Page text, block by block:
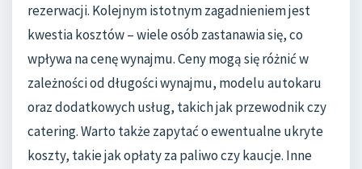
rezerwacji. Kolejnym istotnym zagadnieniem jest
kwestia kosztów – wiele osób zastanawia się, co
wpływa na cenę wynajmu. Ceny mogą się różnić w
zależności od długości wynajmu, modelu autokaru
oraz dodatkowych usług, takich jak przewodnik czy
catering. Warto także zapytać o ewentualne ukryte
koszty, takie jak opłaty za paliwo czy kaucje. Inne